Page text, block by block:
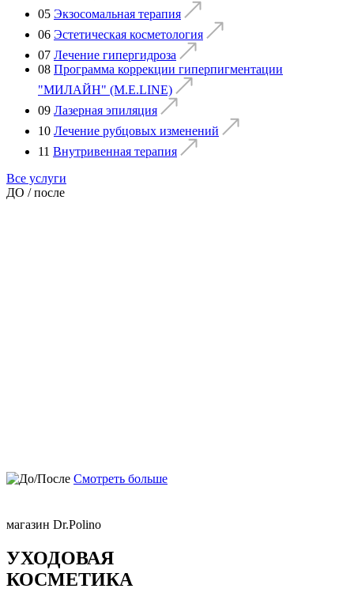
05 Экзосомальная терапия
06 Эстетическая косметология
07 Лечение гипергидроза
08 Программа коррекции гиперпигментации
"МИЛАЙН" (M.E.LINE)
09 Лазерная эпиляция
10 Лечение рубцовых изменений
11 Внутривенная терапия
Все услуги
ДО / после
Смотреть больше
магазин Dr.Polino
УХОДОВАЯ
КОСМЕТИКА